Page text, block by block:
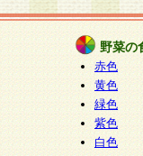
野菜の
赤色
黄色
緑色
紫色
白色